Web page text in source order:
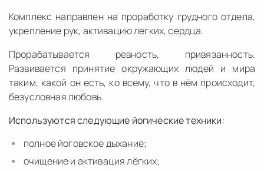
Комплекс направлен на проработку грудного отдела,
укрепление рук, активацию легких, сердца.
Прорабатывается ревность, привязанность.
Развивается принятие окружающих людей и мира
таким, какой он есть, ко всему, что в нём происходит,
безусловная любовь.
Используются следующие йогические техники:
полное йоговское дыхание;
очищение и активация лёгких;